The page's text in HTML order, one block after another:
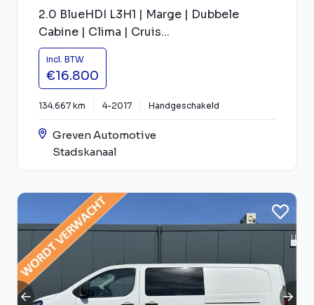
2.0 BlueHDI L3H1 | Marge | Dubbele
Cabine | Clima | Cruis...
incl. BTW
€16.800
134.667 km 4-2017 Handgeschakeld
Greven Automotive
Stadskanaal